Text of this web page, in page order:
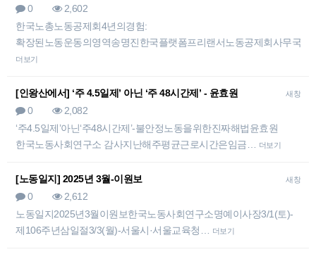
0
2,602
한국노총노동공제회4년의경험:
확장된노동운동의영역송명진한국플랫폼프리랜서노동공제회사무국
더보기
새창
[인왕산에서] ‘주 4.5일제’ 아닌 ‘주 48시간제’ - 윤효원
0
2,082
‘주4.5일제’아닌‘주48시간제’-불안정노동을위한진짜해법윤효원
한국노동사회연구소 감사지난해주평균근로시간은임금…
더보기
새창
[노동일지] 2025년 3월-이원보
0
2,612
노동일지2025년3월이원보한국노동사회연구소명예이사장3/1(토)-
제106주년삼일절3/3(월)-서울시·서울교육청…
더보기